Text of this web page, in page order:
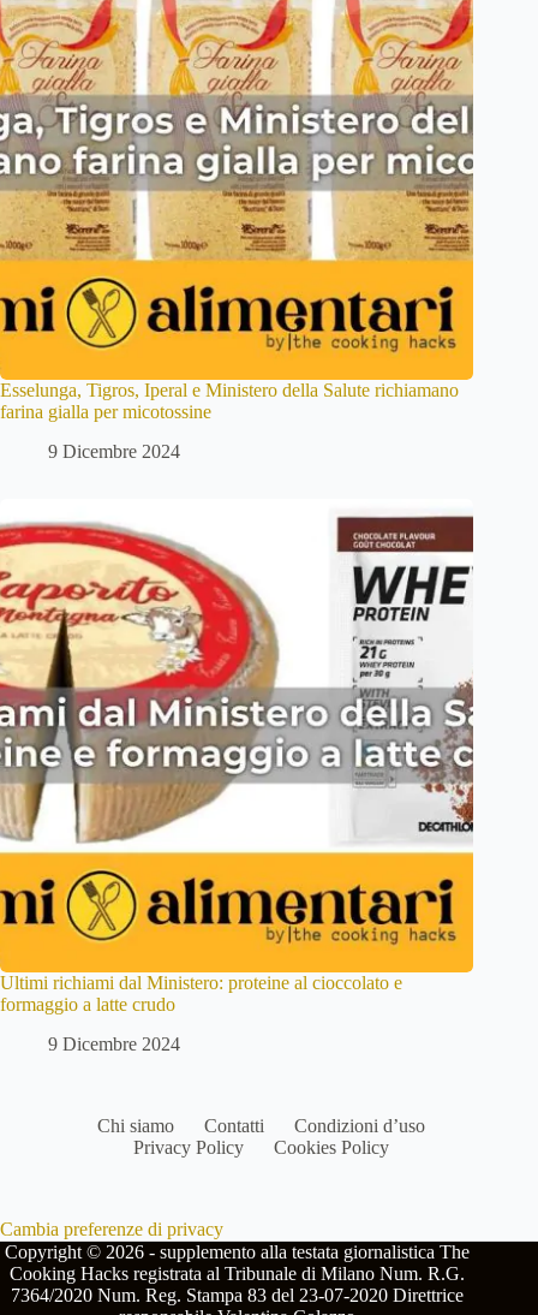
Esselunga, Tigros, Iperal e Ministero della Salute richiamano
farina gialla per micotossine
9 Dicembre 2024
Ultimi richiami dal Ministero: proteine al cioccolato e
formaggio a latte crudo
9 Dicembre 2024
Chi siamo Contatti
Condizioni d’uso
Privacy Policy
Cookies Policy
Cambia preferenze di privacy
Copyright © 2026 - supplemento alla testata giornalistica The
Cooking Hacks registrata al Tribunale di Milano Num. R.G.
7364/2020 Num. Reg. Stampa 83 del 23-07-2020 Direttrice